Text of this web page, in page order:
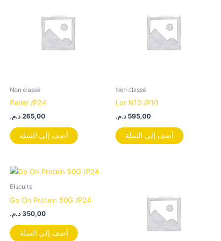
Non classé
Perier /P24
265,00د.م.
أضف إلى السلة
Non classé
Lor N10 /P10
595,00 د.م.
أضف إلى السلة
Biscuits
Go On Protein 50G /P24
350,00د.م.
أضف إلى السلة